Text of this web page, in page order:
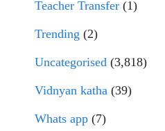
Teacher Transfer (1)
Trending (2)
Uncategorised (3,818)
Vidnyan katha (39)
Whats app (7)